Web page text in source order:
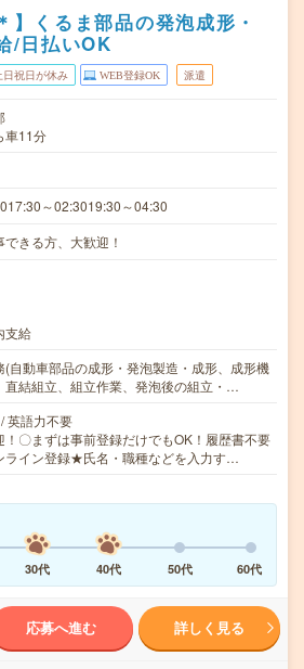
】くるま部品の発泡成形・
/日払いOK
日祝日が休み WEB登録OK 派遣
車11分
～02:3019:30～04:30
きる方、大歓迎！
支給
(自動車部品の成形・発泡製造・成形、成形機
直結組立、組立作業、発泡後の組立・…
英語力不要
〇まずは事前登録だけでもOK！履歴書不要
ライン登録★氏名・職種などを入力す…
30代 40代 50代 60代
応募へ進む 詳しく見る